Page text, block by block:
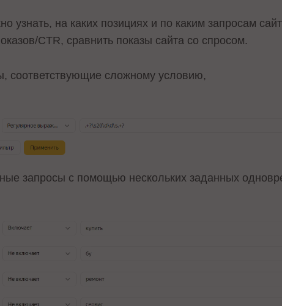
узнать, на каких позициях и по каким запросам
CTR, сравнить показы сайта со спросом.
соответствующие сложному условию,
запросы с помощью нескольких заданных